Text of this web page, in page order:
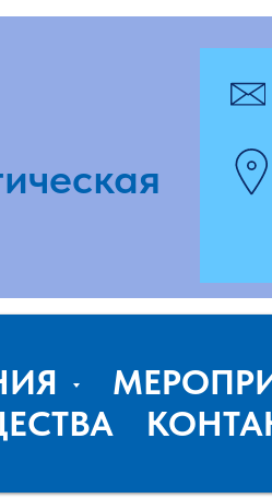
г.
ул.